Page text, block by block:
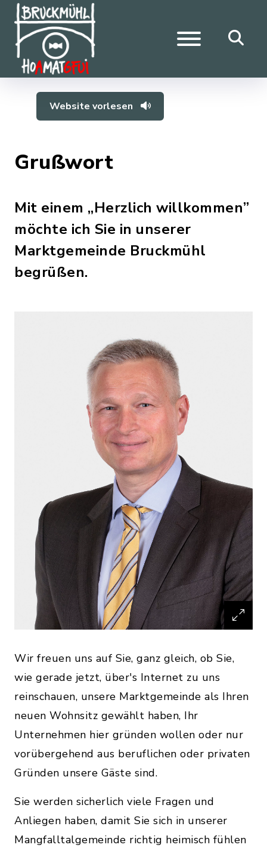
Website vorlesen
Grußwort
Mit einem „Herzlich willkommen”
möchte ich Sie in unserer
Marktgemeinde Bruckmühl
begrüßen.
Wir freuen uns auf Sie, ganz gleich, ob Sie,
wie gerade jetzt, über's Internet zu uns
reinschauen, unsere Marktgemeinde als Ihren
neuen Wohnsitz gewählt haben, Ihr
Unternehmen hier gründen wollen oder nur
vorübergehend aus beruflichen oder privaten
Gründen unsere Gäste sind.
Sie werden sicherlich viele Fragen und
Anliegen haben, damit Sie sich in unserer
Mangfalltalgemeinde richtig heimisch fühlen